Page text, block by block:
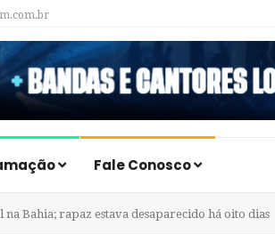
Fale Conosco
Bahia; rapaz estava desaparecido há oito dias